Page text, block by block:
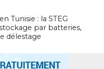
Tunisie : la STEG
par batteries,
délestage